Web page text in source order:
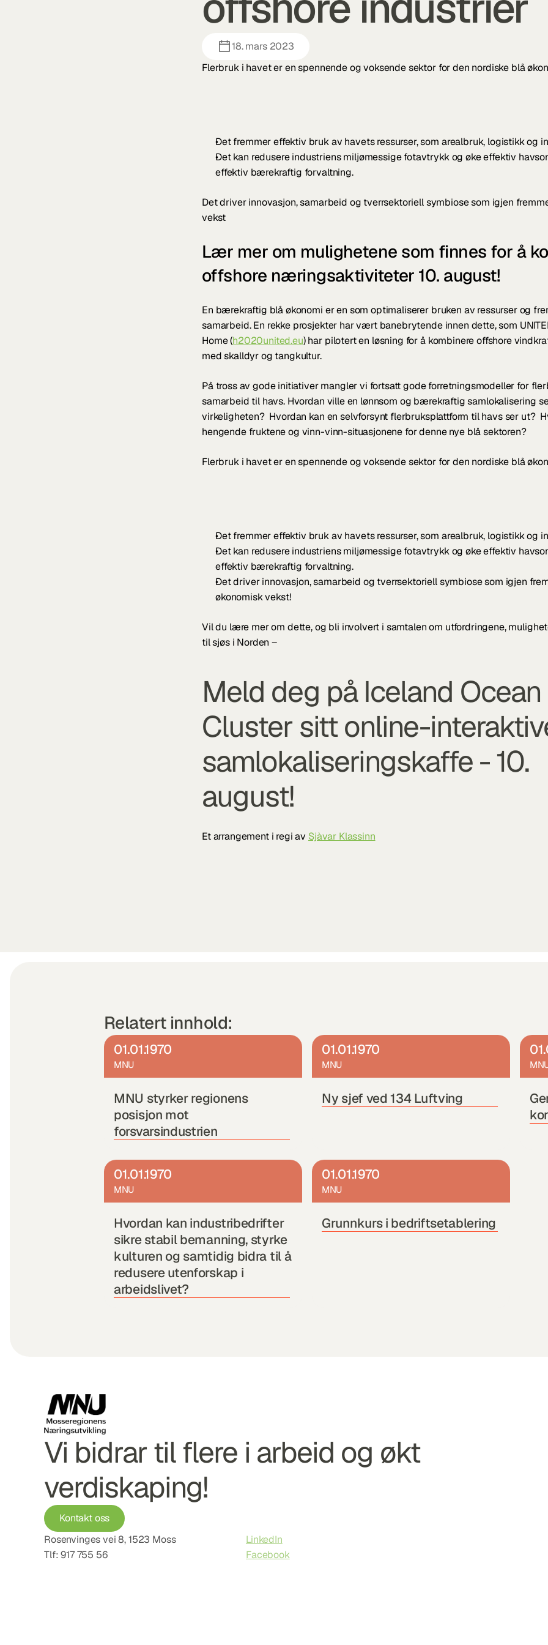
18. mars 2023
Flerbruk i havet er en spennende og voksende sektor for den nordiske blå
Det fremmer effektiv bruk av havets ressurser, som arealbruk, logistikk og
Det kan redusere industriens miljømessige fotavtrykk og øke effektiv
effektiv bærekraftig forvaltning.
Det driver innovasjon, samarbeid og tverrsektoriell symbiose som igjen
vekst
Lær mer om mulighetene som finnes for å
offshore næringsaktiviteter 10. august!
En bærekraftig blå økonomi er en som optimaliserer bruken av ressurser og
samarbeid. En rekke prosjekter har vært banebrytende innen dette, som
Home (h2020united.eu) har pilotert en løsning for å kombinere offshore
med skalldyr og tangkultur.
På tross av gode initiativer mangler vi fortsatt gode forretningsmodeller for
samarbeid til havs. Hvordan ville en lønnsom og bærekraftig samlokalisering
virkeligheten?  Hvordan kan en selvforsynt flerbruksplattform til havs ser ut?
hengende fruktene og vinn-vinn-situasjonene for denne nye blå sektoren?
Flerbruk i havet er en spennende og voksende sektor for den nordiske blå
Det fremmer effektiv bruk av havets ressurser, som arealbruk, logistikk og
Det kan redusere industriens miljømessige fotavtrykk og øke effektiv
effektiv bærekraftig forvaltning.
Det driver innovasjon, samarbeid og tverrsektoriell symbiose som igjen
økonomisk vekst!
Vil du lære mer om dette, og bli involvert i samtalen om utfordringene,
til sjøs i Norden –
Meld deg på Iceland Ocean
Cluster sitt online-
samlokaliseringskaffe - 10.
august!
Et arrangement i regi av Sjàvar Klassinn
Relatert innhold:
01.01.1970
MNU
MNU styrker regionens
posisjon mot
forsvarsindustrien
01.01.1970
MNU
Ny sjef ved 134 Luftving
01.01.1970
MNU
Hvordan kan industribedrifter
sikre stabil bemanning, styrke
kulturen og samtidig bidra til å
redusere utenforskap i
arbeidslivet?
01.01.1970
MNU
Grunnkurs i bedriftsetablering
Vi bidrar til flere i arbeid og økt
verdiskaping!
Kontakt oss
Rosenvinges vei 8, 1523 Moss
Tlf: 917 755 56
LinkedIn
Facebook